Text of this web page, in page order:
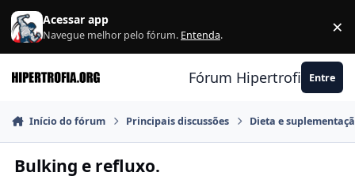
Ir para conteúdo
Acessar app
Navegue melhor pelo fórum. Entenda. ×
Fórum Hipertrofia.org
Entre
Início do fórum Principais discussões Dieta e
Bulking e refluxo.